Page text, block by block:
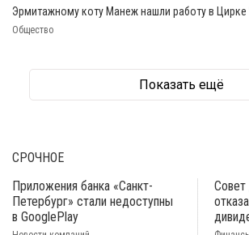
Эрмитажному коту Манеж нашли работу в Цирке
Общество
Показать ещё
СРОЧНОЕ
Приложения банка «Санкт-
Петербург» стали недоступны
в GooglePlay
Совет